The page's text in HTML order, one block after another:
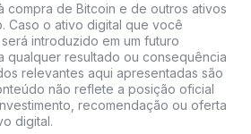
compra de Bitcoin e de outros ativos
Caso o ativo digital que você
introduzido em um futuro
qualquer resultado ou consequência
relevantes aqui apresentadas são
não reflete a posição oficial
recomendação ou oferta
digital.